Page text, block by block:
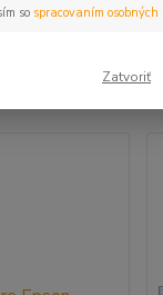
so spracovaním osobných
Zatvoriť